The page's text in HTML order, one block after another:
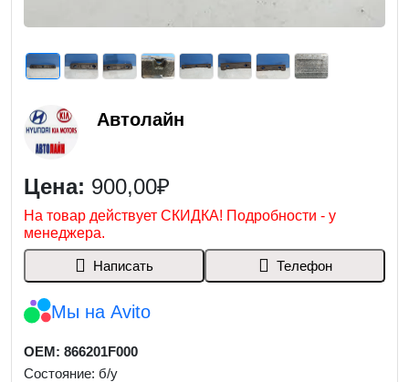
Автолайн
Цена: 900,00₽
На товар действует СКИДКА! Подробности - у
менеджера.
Написать Телефон
Мы на Avito
OEM: 866201F000
Состояние: б/у